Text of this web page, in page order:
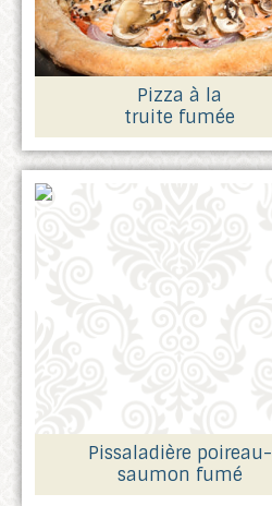
Pizza à la
truite fumée
Pissaladière poireau-
saumon fumé